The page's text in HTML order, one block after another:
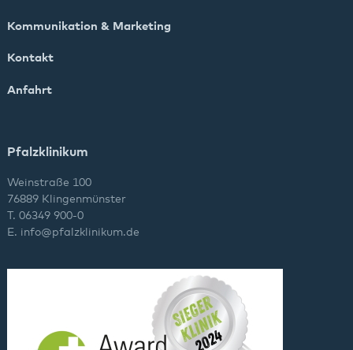
Kommunikation & Marketing
Kontakt
Anfahrt
Pfalzklinikum
Weinstraße 100
76889 Klingenmünster
T. 06349 900-0
E. info@pfalzklinikum.de